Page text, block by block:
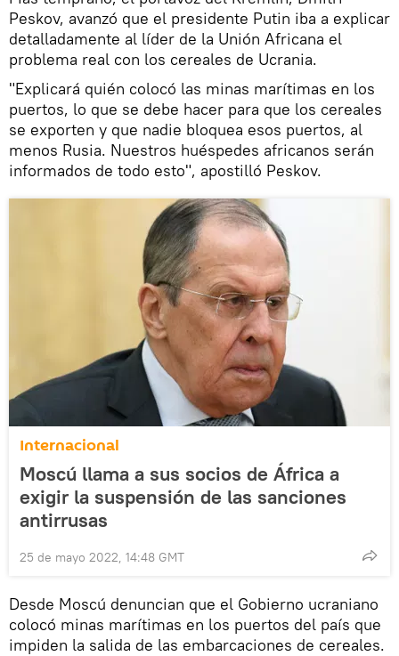
Peskov, avanzó que el presidente Putin iba a explicar
detalladamente al líder de la Unión Africana el
problema real con los cereales de Ucrania.
"Explicará quién colocó las minas marítimas en los
puertos, lo que se debe hacer para que los cereales
se exporten y que nadie bloquea esos puertos, al
menos Rusia. Nuestros huéspedes africanos serán
informados de todo esto", apostilló Peskov.
Internacional
Moscú llama a sus socios de África a
exigir la suspensión de las sanciones
antirrusas
25 de mayo 2022, 14:48 GMT
Desde Moscú denuncian que el Gobierno ucraniano
colocó minas marítimas en los puertos del país que
impiden la salida de las embarcaciones de cereales.